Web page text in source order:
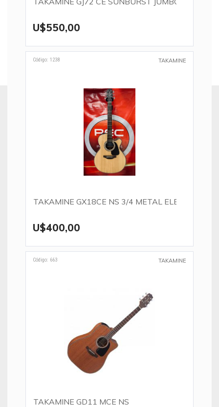
U$550,00
Código: 1238 TAKAMINE
TAKAMINE GX18CE NS 3/4 METAL ELET.
U$400,00
Código: 663 TAKAMINE
TAKAMINE GD11 MCE NS